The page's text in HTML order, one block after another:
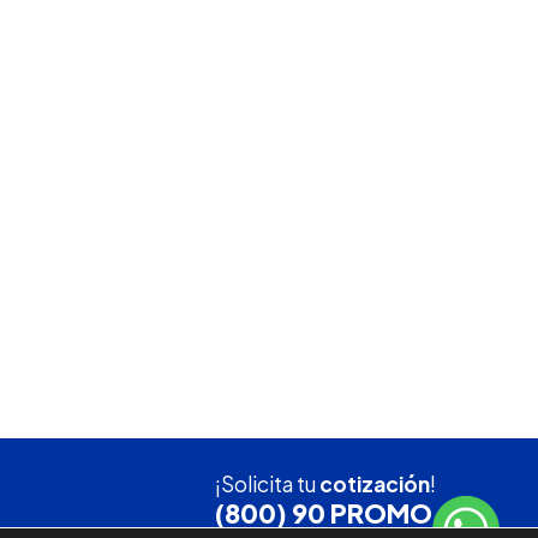
¡Solicita tucotización!
(800) 90 PROMO